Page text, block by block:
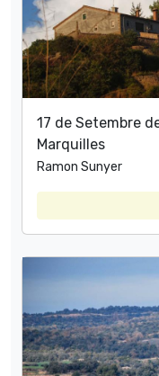
17 de Setembre
Marquilles
Ramon Sunyer